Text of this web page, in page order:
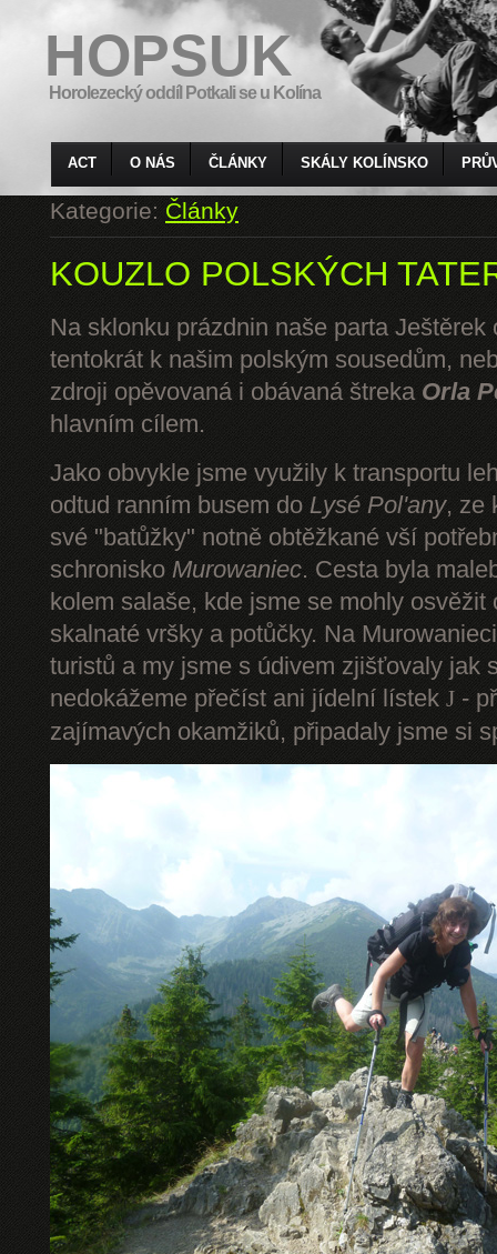
HOPSUK
Horolezecký oddíl Potkali se u Kolína
ACT O NÁS ČLÁNKY SKÁLY KOLÍNSKO
Kategorie:Články
KOUZLO POLSKÝCH
Na sklonku prázdnin naše parta Ještěrek
tentokrát k našim polským sousedům,
zdroji opěvovaná i obávaná štreka Orla
hlavním cílem.
Jako obvykle jsme využily k transportu
odtud ranním busem do Lysé Pol'any, ze
své "batůžky" notně obtěžkané vší
schronisko Murowaniec. Cesta byla
kolem salaše, kde jsme se mohly
skalnaté vršky a potůčky. Na
turistů a my jsme s údivem zjišťovaly jak
nedokážeme přečíst ani jídelní lístek J -
zajímavých okamžiků, připadaly jsme si